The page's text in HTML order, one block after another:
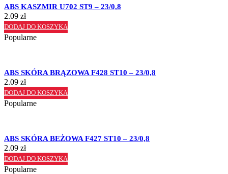
ABS KASZMIR U702 ST9 – 23/0,8
2.09 zł
DODAJ DO KOSZYKA
Popularne
ABS SKÓRA BRĄZOWA F428 ST10 – 23/0,8
2.09 zł
DODAJ DO KOSZYKA
Popularne
ABS SKÓRA BEŻOWA F427 ST10 – 23/0,8
2.09 zł
DODAJ DO KOSZYKA
Popularne